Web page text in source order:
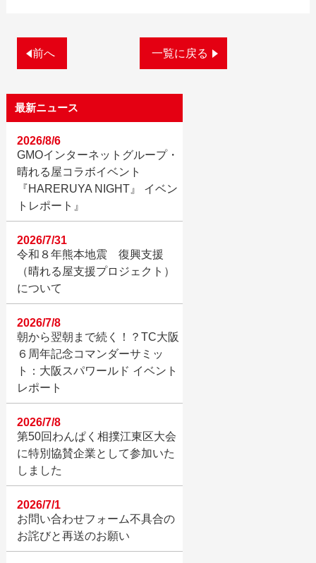
前へ 一覧に戻る
最新ニュース
GMOインターネットグループ・
晴れる屋コラボイベント
『HARERUYA NIGHT』 イベン
トレポート』
2026/8/6
令和８年熊本地震 復興支援
（晴れる屋支援プロジェクト）
について
2026/7/31
朝から翌朝まで続く！？TC大阪
６周年記念コマンダーサミッ
ト：大阪スパワールド イベント
レポート
2026/7/8
第50回わんぱく相撲江東区大会
に特別協賛企業として参加いた
しました
2026/7/8
お問い合わせフォーム不具合の
お詫びと再送のお願い
2026/7/1